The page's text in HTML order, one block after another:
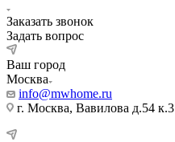
Заказать звонок
Задать вопрос
Ваш город
Москва
info@mwhome.ru
г. Москва, Вавилова д.54 к.3